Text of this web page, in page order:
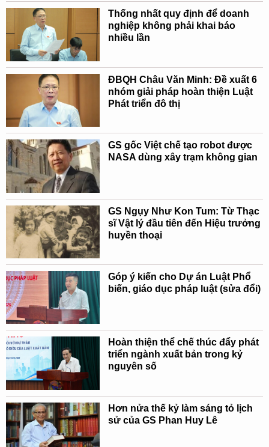
Thống nhất quy định để doanh
nghiệp không phải khai báo
nhiều lần
ĐBQH Châu Văn Minh: Đề xuất 6
nhóm giải pháp hoàn thiện Luật
Phát triển đô thị
GS gốc Việt chế tạo robot được
NASA dùng xây trạm không gian
GS Ngụy Như Kon Tum: Từ Thạc
sĩ Vật lý đầu tiên đến Hiệu trưởng
huyền thoại
Góp ý kiến cho Dự án Luật Phổ
biến, giáo dục pháp luật (sửa đổi)
Hoàn thiện thể chế thúc đẩy phát
triển ngành xuất bản trong kỷ
nguyên số
Hơn nửa thế kỷ làm sáng tỏ lịch
sử của GS Phan Huy Lê